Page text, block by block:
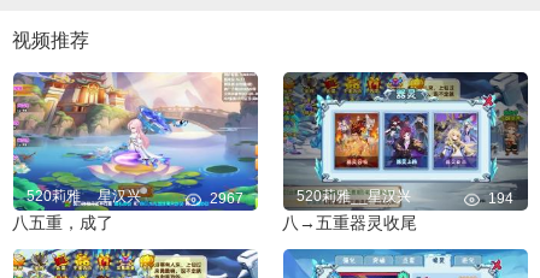
视频推荐
520莉雅__星汉兴 2967
八五重，成了
520莉雅__星汉兴 194
八→五重器灵收尾